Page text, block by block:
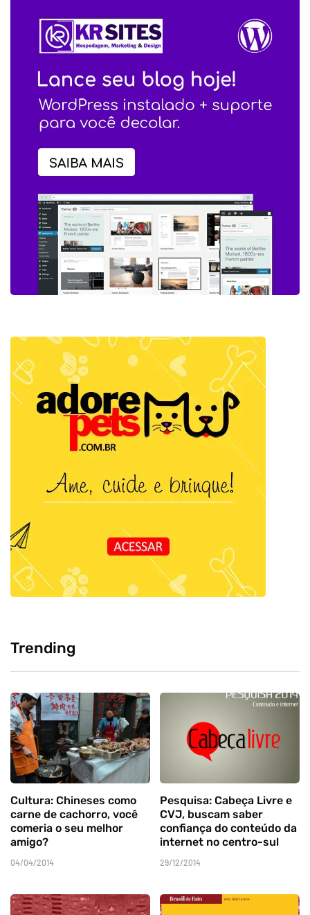
Trending
Cultura: Chineses como
carne de cachorro, você
comeria o seu melhor
amigo?
04/04/2014
Pesquisa: Cabeça Livre e
CVJ, buscam saber
confiança do conteúdo da
internet no centro-sul
29/12/2014